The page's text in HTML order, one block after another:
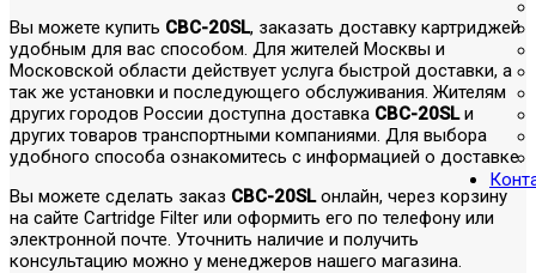
Вы можете купить CBC-20SL, заказать доставку картриджей
удобным для вас способом. Для жителей Москвы и
Московской области действует услуга быстрой доставки, а
так же установки и последующего обслуживания. Жителям
других городов России доступна доставка CBC-20SLи
других товаров транспортными компаниями. Для выбора
удобного способа ознакомитесь с информацией о доставке.
Вы можете сделать заказ CBC-20SLонлайн, через корзину
на сайте Cartridge Filter или оформить его по телефону или
электронной почте. Уточнить наличие и получить
консультацию можно у менеджеров нашего магазина.